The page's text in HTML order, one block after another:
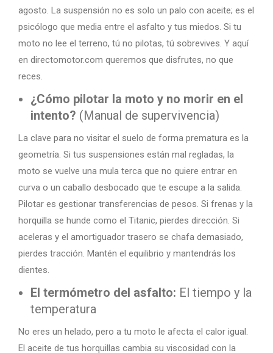
agosto. La suspensión no es solo un palo con aceite; es el
psicólogo que media entre el asfalto y tus miedos. Si tu
moto no lee el terreno, tú no pilotas, tú sobrevives. Y aquí
en directomotor.com queremos que disfrutes, no que
reces.
¿Cómo pilotar la moto y no morir en el
intento? (Manual de supervivencia)
La clave para no visitar el suelo de forma prematura es la
geometría. Si tus suspensiones están mal regladas, la
moto se vuelve una mula terca que no quiere entrar en
curva o un caballo desbocado que te escupe a la salida.
Pilotar es gestionar transferencias de pesos. Si frenas y la
horquilla se hunde como el Titanic, pierdes dirección. Si
aceleras y el amortiguador trasero se chafa demasiado,
pierdes tracción. Mantén el equilibrio y mantendrás los
dientes.
El termómetro del asfalto: El tiempo y la
temperatura
No eres un helado, pero a tu moto le afecta el calor igual.
El aceite de tus horquillas cambia su viscosidad con la